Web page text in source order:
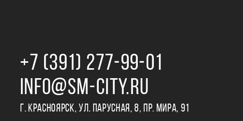
+7 (391) 277‒99‒01
INFO@SM-CITY.RU
Г. КРАСНОЯРСК, УЛ. ПАРУСНАЯ, 8, ПР. МИРА, 91